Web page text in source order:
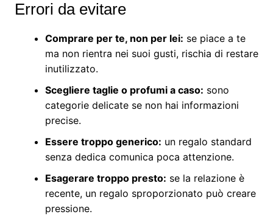
Errori da evitare
Comprare per te, non per lei: se piace a te
ma non rientra nei suoi gusti, rischia di restare
inutilizzato.
Scegliere taglie o profumi a caso: sono
categorie delicate se non hai informazioni
precise.
Essere troppo generico: un regalo standard
senza dedica comunica poca attenzione.
Esagerare troppo presto: se la relazione è
recente, un regalo sproporzionato può creare
pressione.